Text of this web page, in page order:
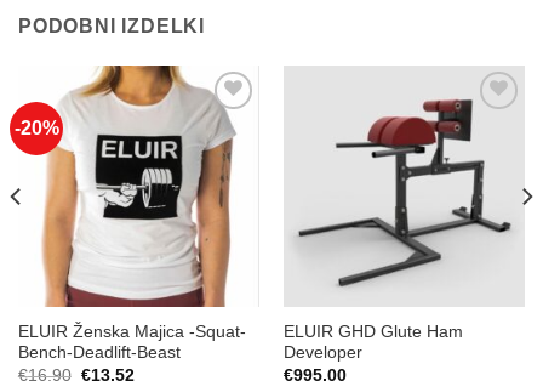
PODOBNI IZDELKI
-20%
Add to
Wishlist
ELUIR Ženska Majica -Squat-
Bench-Deadlift-Beast
€16,90 Izvirna
€13,52Trenutna
Add to
Wishlist
ELUIR GHD Glute Ham
Developer
€995,00